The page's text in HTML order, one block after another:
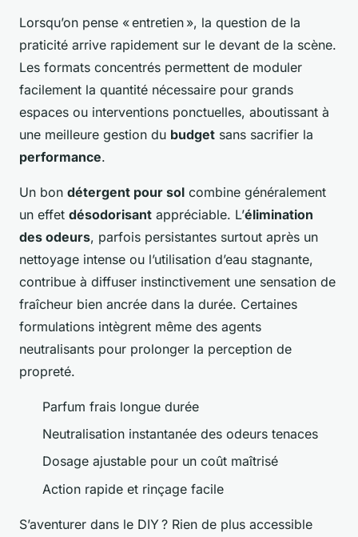
Lorsqu’on pense « entretien », la question de la
praticité arrive rapidement sur le devant de la scène.
Les formats concentrés permettent de moduler
facilement la quantité nécessaire pour grands
espaces ou interventions ponctuelles, aboutissant à
une meilleure gestion du budget sans sacrifier la
performance.
Un bon détergent pour sol combine généralement
un effet désodorisant appréciable. L’élimination
des odeurs, parfois persistantes surtout après un
nettoyage intense ou l’utilisation d’eau stagnante,
contribue à diffuser instinctivement une sensation de
fraîcheur bien ancrée dans la durée. Certaines
formulations intègrent même des agents
neutralisants pour prolonger la perception de
propreté.
Parfum frais longue durée
Neutralisation instantanée des odeurs tenaces
Dosage ajustable pour un coût maîtrisé
Action rapide et rinçage facile
S’aventurer dans le DIY ? Rien de plus accessible